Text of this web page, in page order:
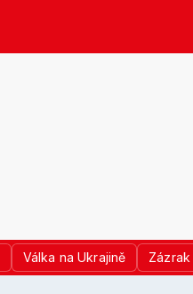
Válka na Ukrajině Zázrak